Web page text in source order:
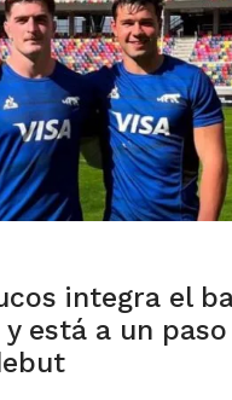
integra el
y está a un